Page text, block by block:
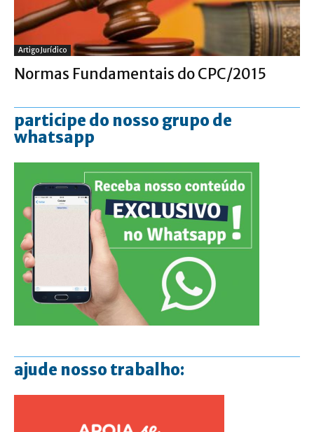
Artigo Jurídico
Normas Fundamentais do CPC/2015
participe do nosso grupo de
whatsapp
ajude nosso trabalho: